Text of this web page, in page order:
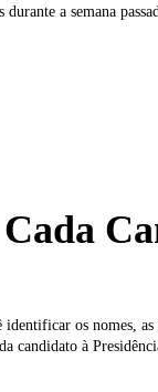
a semana
os nomes, as
candidato à